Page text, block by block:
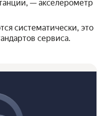
— акселерометр
систематически, это
сервиса.